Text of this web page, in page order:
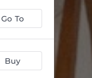
Go To
Buy